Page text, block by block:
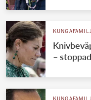
–